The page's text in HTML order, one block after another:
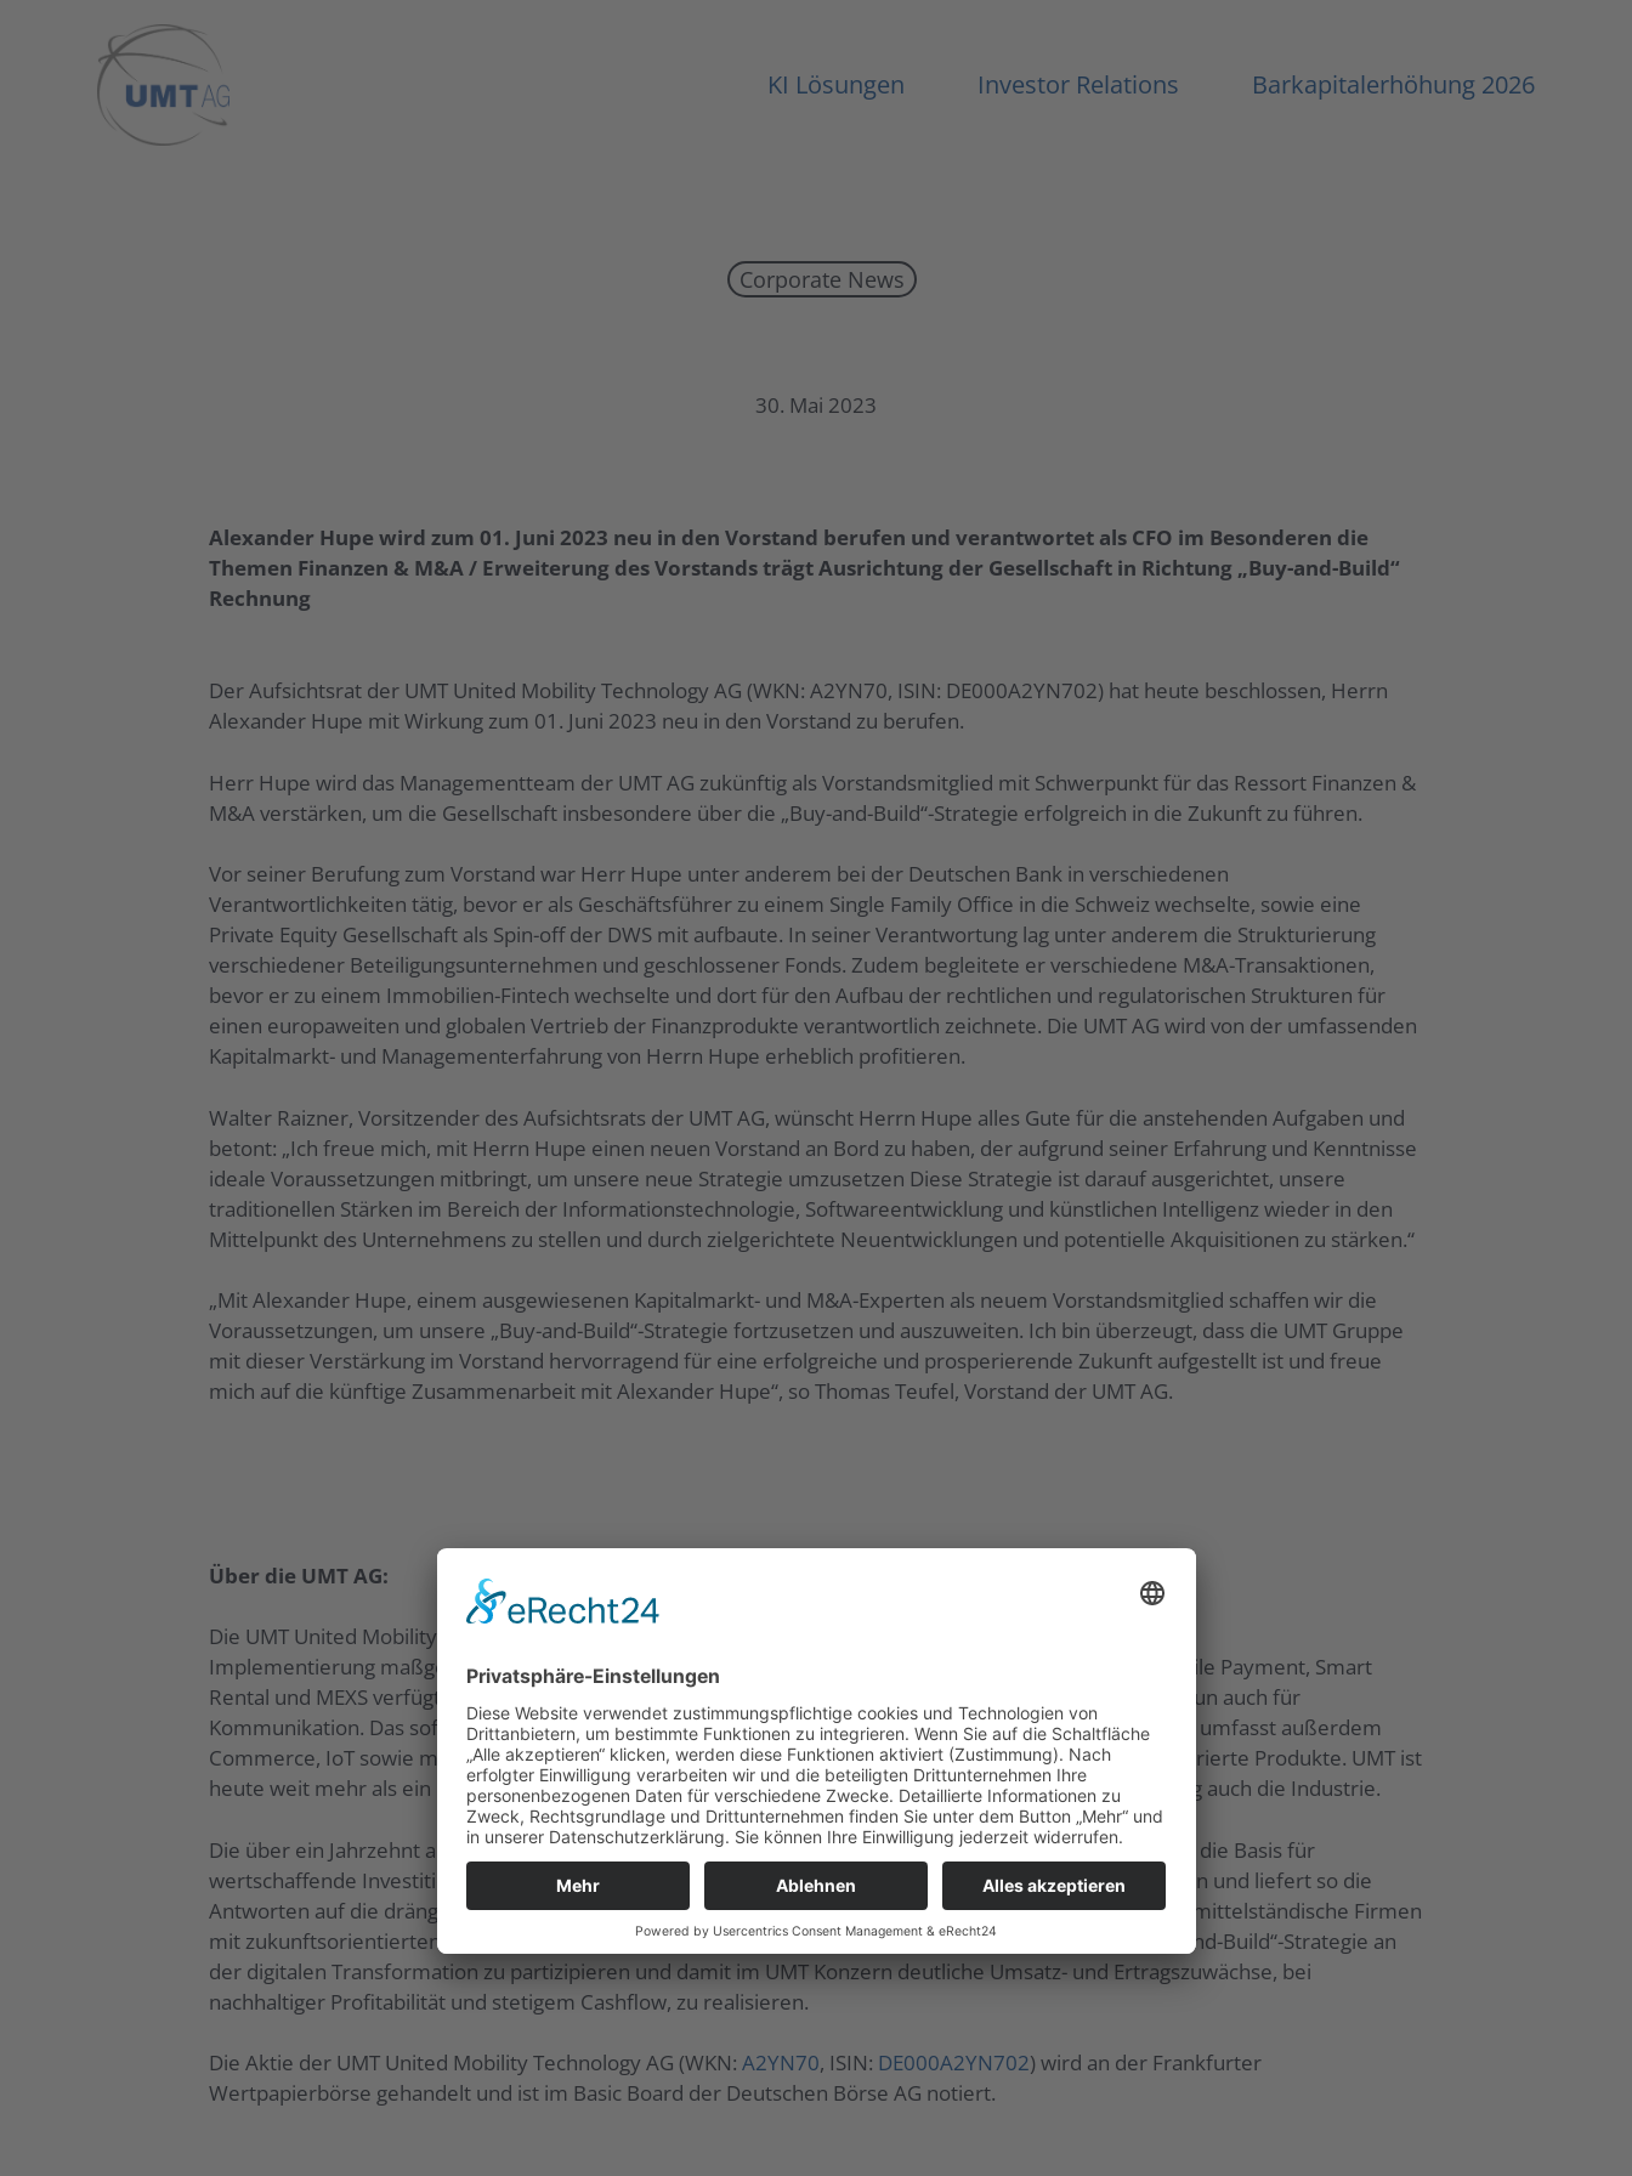
KI Lösungen Investor Relations Barkapitalerhöhung 2026
Corporate News
30. Mai 2023
Alexander Hupe wird zum 01. Juni 2023 neu in den Vorstand berufen und verantwortet als CFO im Besonderen die
Themen Finanzen & M&A / Erweiterung des Vorstands trägt Ausrichtung der Gesellschaft in Richtung „Buy-and-Build“
Rechnung
Der Aufsichtsrat der UMT United Mobility Technology AG (WKN: A2YN70, ISIN: DE000A2YN702) hat heute beschlossen, Herrn
Alexander Hupe mit Wirkung zum 01. Juni 2023 neu in den Vorstand zu berufen.
Herr Hupe wird das Managementteam der UMT AG zukünftig als Vorstandsmitglied mit Schwerpunkt für das Ressort Finanzen &
M&A verstärken, um die Gesellschaft insbesondere über die „Buy-and-Build“-Strategie erfolgreich in die Zukunft zu führen.
Vor seiner Berufung zum Vorstand war Herr Hupe unter anderem bei der Deutschen Bank in verschiedenen
Verantwortlichkeiten tätig, bevor er als Geschäftsführer zu einem Single Family Office in die Schweiz wechselte, sowie eine
Private Equity Gesellschaft als Spin-off der DWS mit aufbaute. In seiner Verantwortung lag unter anderem die Strukturierung
verschiedener Beteiligungsunternehmen und geschlossener Fonds. Zudem begleitete er verschiedene M&A-Transaktionen,
bevor er zu einem Immobilien-Fintech wechselte und dort für den Aufbau der rechtlichen und regulatorischen Strukturen für
einen europaweiten und globalen Vertrieb der Finanzprodukte verantwortlich zeichnete. Die UMT AG wird von der umfassenden
Kapitalmarkt- und Managementerfahrung von Herrn Hupe erheblich profitieren.
Walter Raizner, Vorsitzender des Aufsichtsrats der UMT AG, wünscht Herrn Hupe alles Gute für die anstehenden Aufgaben und
betont: „Ich freue mich, mit Herrn Hupe einen neuen Vorstand an Bord zu haben, der aufgrund seiner Erfahrung und Kenntnisse
ideale Voraussetzungen mitbringt, um unsere neue Strategie umzusetzen Diese Strategie ist darauf ausgerichtet, unsere
traditionellen Stärken im Bereich der Informationstechnologie, Softwareentwicklung und künstlichen Intelligenz wieder in den
Mittelpunkt des Unternehmens zu stellen und durch zielgerichtete Neuentwicklungen und potentielle Akquisitionen zu stärken.“
„Mit Alexander Hupe, einem ausgewiesenen Kapitalmarkt- und M&A-Experten als neuem Vorstandsmitglied schaffen wir die
Voraussetzungen, um unsere „Buy-and-Build“-Strategie fortzusetzen und auszuweiten. Ich bin überzeugt, dass die UMT Gruppe
mit dieser Verstärkung im Vorstand hervorragend für eine erfolgreiche und prosperierende Zukunft aufgestellt ist und freue
mich auf die künftige Zusammenarbeit mit Alexander Hupe“, so Thomas Teufel, Vorstand der UMT AG.
Über die UMT AG:
Die UMT United Mobility Technology AG steht als „TechnologieHaus“ für die Entwicklung und
Implementierung maßgeschneiderter Lösungen für die Digitalisierung von Geschäftsprozessen. Mit Mobile Payment, Smart
Rental und MEXS verfügt UMT über technologische Plattformen für Bezahlung, digitale Vermietung und nun auch für
Kommunikation. Das softwareorientierte Technologie-Portfolio reicht nun weit über Payment hinaus und umfasst außerdem
Commerce, IoT sowie mit MEXS auch Kommunikation und stellt die Basis dar für zukunftsweisende, integrierte Produkte. UMT ist
heute weit mehr als ein FinTech-Unternehmen und bedient neben den Branchen Handel und Vermietung auch die Industrie.
Die über ein Jahrzehnt aufgebaute IT- und Consulting-Expertise im Bereich E-Commerce und Payment ist die Basis für
wertschaffende Investitionen in Unternehmen, die zur digitalen Transformation des Mittestands beitragen und liefert so die
Antworten auf die drängendsten Fragen der Unternehmen. Im Fokus der Investment-Aktivitäten stehen mittelständische Firmen
mit zukunftsorientierten und stabilen Geschäftsmodellen. Ziel ist es, mit der zukunftsorientierten „Buy-and-Build“-Strategie an
der digitalen Transformation zu partizipieren und damit im UMT Konzern deutliche Umsatz- und Ertragszuwächse, bei
nachhaltiger Profitabilität und stetigem Cashflow, zu realisieren.
Die Aktie der UMT United Mobility Technology AG (WKN:A2YN70, ISIN: DE000A2YN702) wird an der Frankfurter
Wertpapierbörse gehandelt und ist im Basic Board der Deutschen Börse AG notiert.